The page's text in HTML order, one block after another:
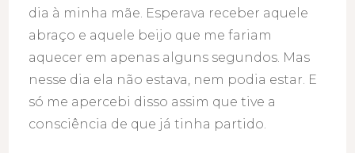
dia à minha mãe. Esperava receber aquele
abraço e aquele beijo que me fariam
aquecer em apenas alguns segundos. Mas
nesse dia ela não estava, nem podia estar. E
só me apercebi disso assim que tive a
consciência de que já tinha partido.